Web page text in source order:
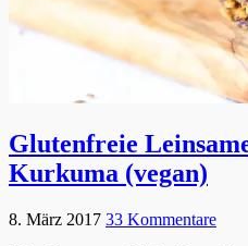
Glutenfreie
Kurkuma (vegan)
8. März 2017 33 Kommentare